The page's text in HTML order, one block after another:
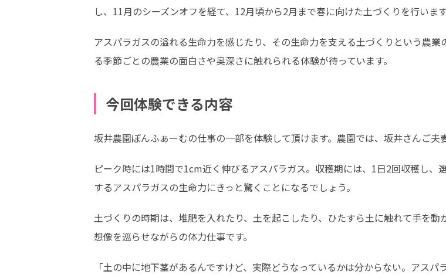
し、11月のシーズンオフを経て、12月頃から2月まで春に向けた土づくりを行います
アスパラガスの溢れる生命力を感じたり、その生命力を支える土づくりという農
る季節ごとの農業の面白さや奥深さに触れられる体験が待っています。
今回体験できる内容
坂井農園ぽんふぁーむの仕事の一部を体験して頂けます。農園では、坂井さんご夫
ピーク時には1時間で1cm近く伸びるアスパラガス。収穫期には、1日2回収穫し
するアスパラガスの生命力にきっと驚くことになるでしょう。
土づくりの時期は、堆肥を入れたり、土を起こしたり、ひたすら土に触れて手を
想像を巡らせながらの体力仕事です。
「土の中に地下茎があるんですけど、実際どうなっているかは分からない。アス